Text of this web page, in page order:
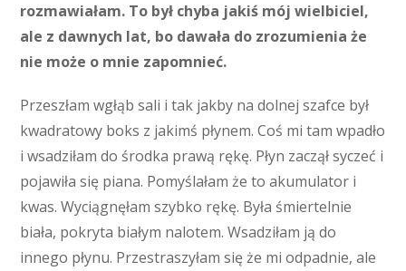
rozmawiałam. To był chyba jakiś mój wielbiciel,
ale z dawnych lat, bo dawała do zrozumienia że
nie może o mnie zapomnieć.
Przeszłam wgłąb sali i tak jakby na dolnej szafce był
kwadratowy boks z jakimś płynem. Coś mi tam wpadło
i wsadziłam do środka prawą rękę. Płyn zaczął syczeć i
pojawiła się piana. Pomyślałam że to akumulator i
kwas. Wyciągnęłam szybko rękę. Była śmiertelnie
biała, pokryta białym nalotem. Wsadziłam ją do
innego płynu. Przestraszyłam się że mi odpadnie, ale